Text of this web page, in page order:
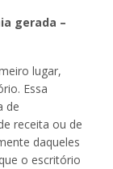
gerada –
lugar,
Essa
de
receita ou de
daqueles
o escritório